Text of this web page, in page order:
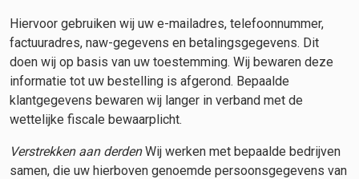
Hiervoor gebruiken wij uw e-mailadres, telefoonnummer,
factuuradres, naw-gegevens en betalingsgegevens. Dit
doen wij op basis van uw toestemming. Wij bewaren deze
informatie tot uw bestelling is afgerond. Bepaalde
klantgegevens bewaren wij langer in verband met de
wettelijke fiscale bewaarplicht.
Verstrekken aan derdenWij werken met bepaalde bedrijven
samen, die uw hierboven genoemde persoonsgegevens van